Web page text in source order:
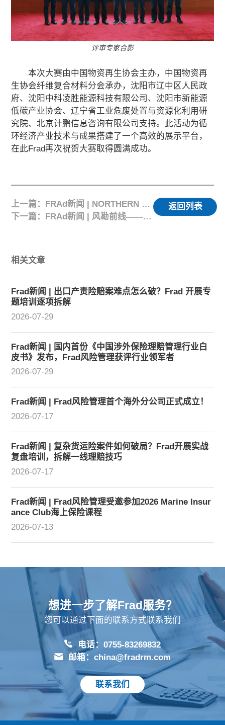
评审专家合影
本次大赛由中国物资再生协会主办，中国物资再
生协会纤维复合材料分会承办，沈阳市辽中区人民政
府、沈阳中科凌胜能源科技有限公司、沈阳市新能源
低碳产业协会、辽宁省工业危废处置与资源化利用研
究院、北京计鹏信息咨询有限公司支持。此活动为循
环经济产业技术与成果搭建了一个高效的展示平台，
在此Frad再次祝贺大赛取得圆满成功。
上一篇：FRAd新闻 | NORTHERN JUVENILE动态更新——船只已停靠新加坡
下一篇：FRAd新闻 | 风勘前线——Frad风险工程师在迪拜
返回列表
相关文章
Frad新闻 | 出口产责险赔案难点怎么破？Frad 开展专
题培训逐项拆解
2026-07-29
Frad新闻 | 国内首份《中国涉外保险理赔管理行业白
皮书》发布，Frad风险管理获评行业领军者
2026-07-29
Frad新闻 | Frad风险管理首个海外分公司正式成立！
2026-07-17
Frad新闻 | 复杂货运险案件如何破局？Frad开展实战
复盘培训，拆解一线理赔技巧
2026-07-17
Frad新闻 | Frad风险管理受邀参加2026 Marine Insur
ance Club海上保险课程
2026-07-13
想进一步了解Frad服务？
您可以通过下面的联系方式联系我们
电话：0755-83269832
邮箱：china@fradrm.com
联系我们